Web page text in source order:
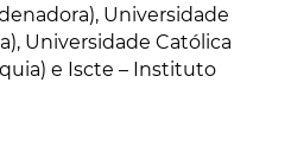
Universidade
Universidade Católica
e Iscte – Instituto